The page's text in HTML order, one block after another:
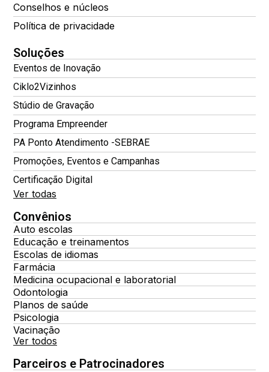
Conselhos e núcleos
Política de privacidade
Soluções
Eventos de Inovação
Ciklo2Vizinhos
Stúdio de Gravação
Programa Empreender
PA Ponto Atendimento -SEBRAE
Promoções, Eventos e Campanhas
Certificação Digital
Ver todas
Convênios
Auto escolas
Educação e treinamentos
Escolas de idiomas
Farmácia
Medicina ocupacional e laboratorial
Odontologia
Planos de saúde
Psicologia
Vacinação
Ver todos
Parceiros e Patrocinadores